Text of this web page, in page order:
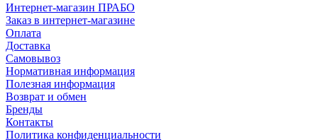
Интернет-магазин ПРАБО
Заказ в интернет-магазине
Оплата
Доставка
Самовывоз
Нормативная информация
Полезная информация
Возврат и обмен
Бренды
Контакты
Политика конфиденциальности